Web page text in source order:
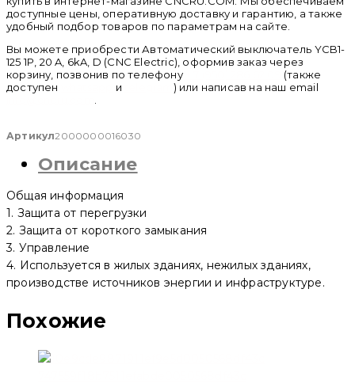
доступные цены, оперативную доставку и гарантию, а также
удобный подбор товаров по параметрам на сайте.
Вы можете приобрести Автоматический выключатель YCB1-
125 1P, 20 A, 6kA, D (CNC Electric), оформив заказ через
корзину, позвонив по телефону
(также
доступен
и
) или написав на наш email
Артикул2000000016030
Описание
Общая информация
1. Защита от перегрузки
2. Защита от короткого замыкания
3. Управление
4. Используется в жилых зданиях, нежилых зданиях,
производстве источников энергии и инфраструктуре.
Похожие